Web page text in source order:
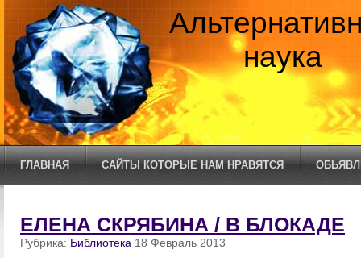
наука
ГЛАВНАЯ САЙТЫ КОТОРЫЕ НАМ НРАВЯТСЯ
ЕЛЕНА СКРЯБИНА / В БЛОКАДЕ
Рубрика: Библиотека 18 Февраль 2013